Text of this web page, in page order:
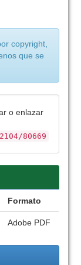
copyright,
que se
o enlazar
80669
Formato
Adobe PDF